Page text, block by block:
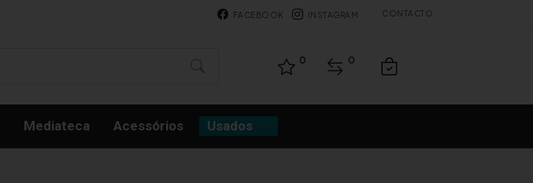
FACEBOOK INSTAGRAM CONTACTO
0 0
Mediateca Acessórios Usados